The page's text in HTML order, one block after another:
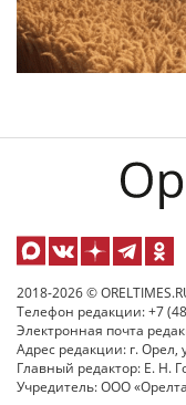
2018-2026 ©
Телефон редакции: +7
Электронная почта
Адрес редакции: г. Орел,
Главный редактор: Е. Н.
Учредитель: ООО